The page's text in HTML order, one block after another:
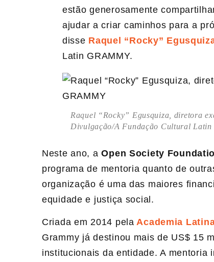
estão generosamente
ajudar a criar caminhos para a
disse Raquel “Rocky”
Latin GRAMMY.
Raquel “Rocky” Egusquiza, diretora
Divulgação/A Fundação Cultural Latin
Neste ano, aOpen Society
programa de mentoria quanto de
organização é uma das maiores
equidade e justiça social.
Criada em 2014 pela Academia
Grammy já destinou mais de US$ 15
institucionais da entidade. A mentoria